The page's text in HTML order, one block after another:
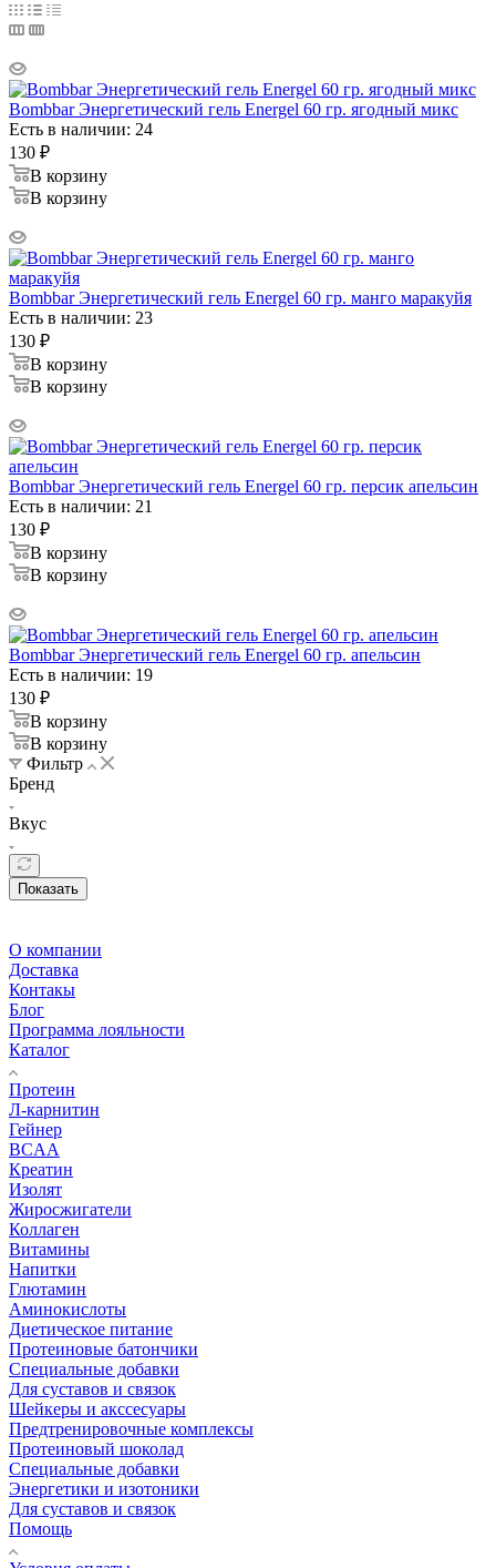
Bombbar Энергетический гель Energel 60 гр. ягодный микс
Есть в наличии: 24
130 ₽
В корзину
В корзину
Bombbar Энергетический гель Energel 60 гр. манго маракуйя
Есть в наличии: 23
130 ₽
В корзину
В корзину
Bombbar Энергетический гель Energel 60 гр. персик апельсин
Есть в наличии: 21
130 ₽
В корзину
В корзину
Bombbar Энергетический гель Energel 60 гр. апельсин
Есть в наличии: 19
130 ₽
В корзину
В корзину
Фильтр
Бренд
Вкус
Показать
О компании
Доставка
Контакы
Блог
Программа лояльности
Каталог
Протеин
Л-карнитин
Гейнер
BCAA
Креатин
Изолят
Жиросжигатели
Коллаген
Витамины
Напитки
Глютамин
Аминокислоты
Диетическое питание
Протеиновые батончики
Специальные добавки
Для суставов и связок
Шейкеры и акссесуары
Предтренировочные комплексы
Протеиновый шоколад
Специальные добавки
Энергетики и изотоники
Для суставов и связок
Помощь